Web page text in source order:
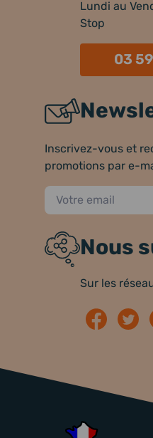
Lundi au
Stop
03
Inscrivez-vous et
promotions par e-
Nous
Sur les